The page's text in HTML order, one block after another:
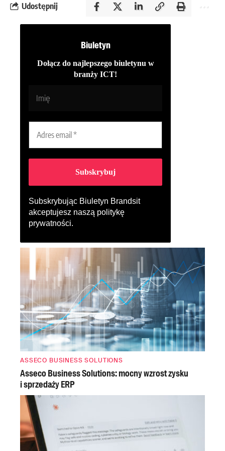
Udostępnij
Biuletyn
Dołącz do najlepszego biuletynu w
branży ICT!
Subskrybując Biuletyn Brandsit
akceptujesz naszą politykę
prywatności.
ASSECO BUSINESS SOLUTIONS
Asseco Business Solutions: mocny wzrost zysku
i sprzedaży ERP